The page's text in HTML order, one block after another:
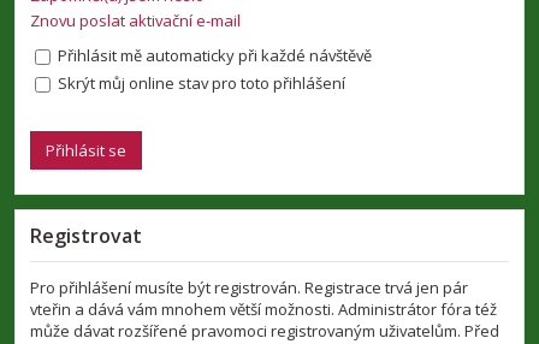
Znovu poslat aktivační e-mail
Přihlásit mě automaticky při každé návštěvě
Skrýt můj online stav pro toto přihlášení
Registrovat
Pro přihlášení musíte být registrován. Registrace trvá jen pár
vteřin a dává vám mnohem větší možnosti. Administrátor fóra též
může dávat rozšířené pravomoci registrovaným uživatelům. Před